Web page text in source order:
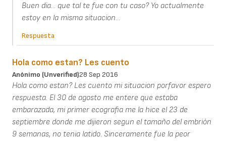
Buen dia... que tal te fue con tu caso? Yo actualmente
estoy en la misma situacion...
Respuesta
Hola como estan? Les cuento
Anónimo (unverified)28 Sep 2016
Hola como estan? Les cuento mi situacion porfavor espero
respuesta. El 30 de agosto me entere que estaba
embarazada, mi primer ecografia me la hice el 23 de
septiembre donde me dijieron segun el tamaño del embrión
9 semanas, no tenia latido. Sinceramente fue la peor